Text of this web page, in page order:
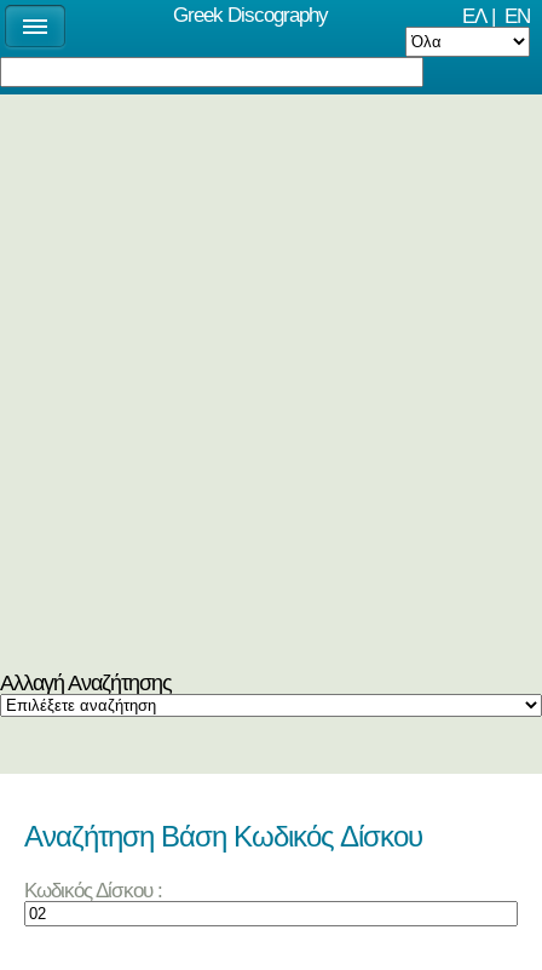
ΕΛ| EN
Αλλαγή Αναζήτησης
Αναζήτηση Βάση Κωδικός Δίσκου
Κωδικός Δίσκου :
Greek Discography